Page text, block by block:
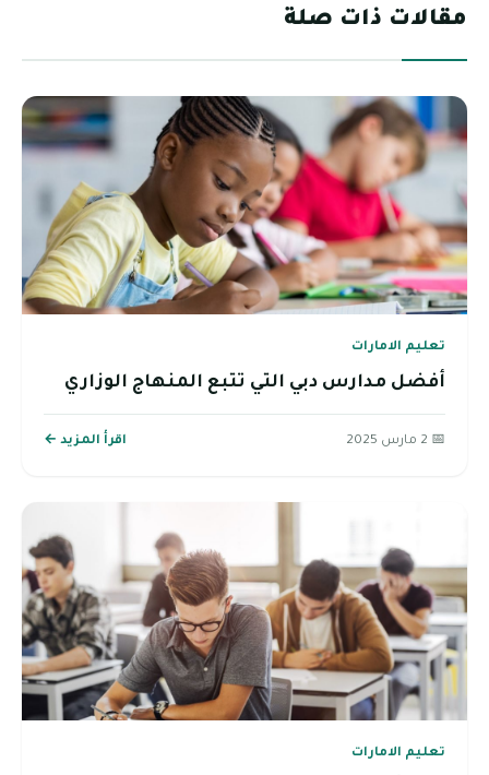
مقالات ذات صلة
تعليم الامارات
أفضل مدارس دبي التي تتبع المنهاج الوزاري
📅 2 مارس 2025 اقرأ المزيد ←
تعليم الامارات